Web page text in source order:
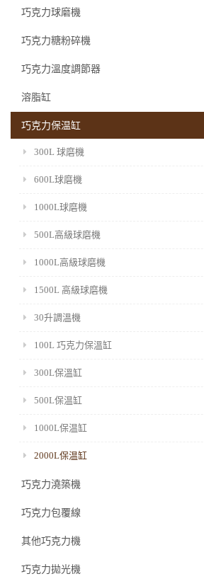
巧克力球磨機
巧克力糖粉碎機
巧克力溫度調節器
溶脂缸
巧克力保温缸
300L 球磨機
600L球磨機
1000L球磨機
500L高級球磨機
1000L高級球磨機
1500L 高級球磨機
30升調溫機
100L 巧克力保溫缸
300L保溫缸
500L保温缸
1000L保温缸
2000L保温缸
巧克力澆築機
巧克力包覆線
其他巧克力機
巧克力拋光機